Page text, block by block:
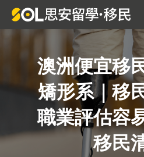
澳洲便宜移
矯形系｜移
職業評估容
移民
You are